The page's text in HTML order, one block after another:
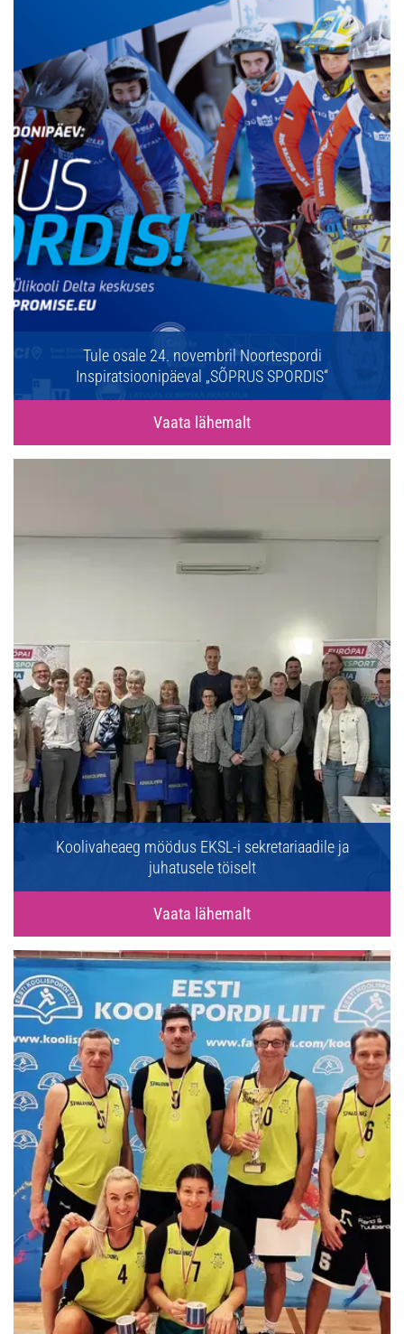
Tule osale 24. novembril Noortespordi
Inspiratsioonipäeval „SÕPRUS SPORDIS“
Vaata lähemalt
Koolivaheaeg möödus EKSL-i sekretariaadile ja
juhatusele töiselt
Vaata lähemalt